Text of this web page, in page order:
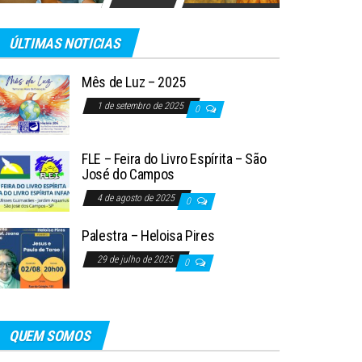
ÚLTIMAS NOTICIAS
Mês de Luz – 2025
1 de setembro de 2025 0
FLE – Feira do Livro Espírita – São
José do Campos
4 de agosto de 2025 0
Palestra – Heloisa Pires
29 de julho de 2025 0
QUEM SOMOS